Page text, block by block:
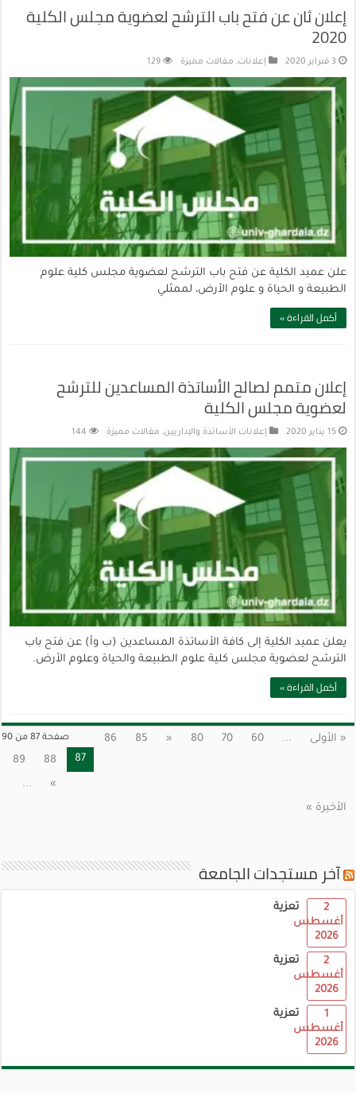
إعلان ثان عن فتح باب الترشح لعضوية مجلس الكلية
2020
3 فبراير 2020 إعلانات, مقالات مميزة 129
علن عميد الكلية عن فتح باب الترشح لعضوية مجلس كلية علوم
الطبيعة و الحياة و علوم الأرض، لممثلي
أكمل القراءة »
إعلان متمم لصالح الأساتذة المساعدين للترشح
لعضوية مجلس الكلية
15 يناير 2020 إعلانات الأساتذة والإداريين, مقالات مميزة 144
يعلن عميد الكلية إلى كافة الأساتذة المساعدين (ب وأ) عن فتح باب
الترشح لعضوية مجلس كلية علوم الطبيعة والحياة وعلوم الأرض.
أكمل القراءة »
صفحة 87 من 90 « الأولى ...
60
70
80
«
85
86
87
88
89
»
...
الأخيرة »
آخر مستجدات الجامعة
تعزية
2
أغسطس
2026
تعزية
2
أغسطس
2026
تعزية
1
أغسطس
2026